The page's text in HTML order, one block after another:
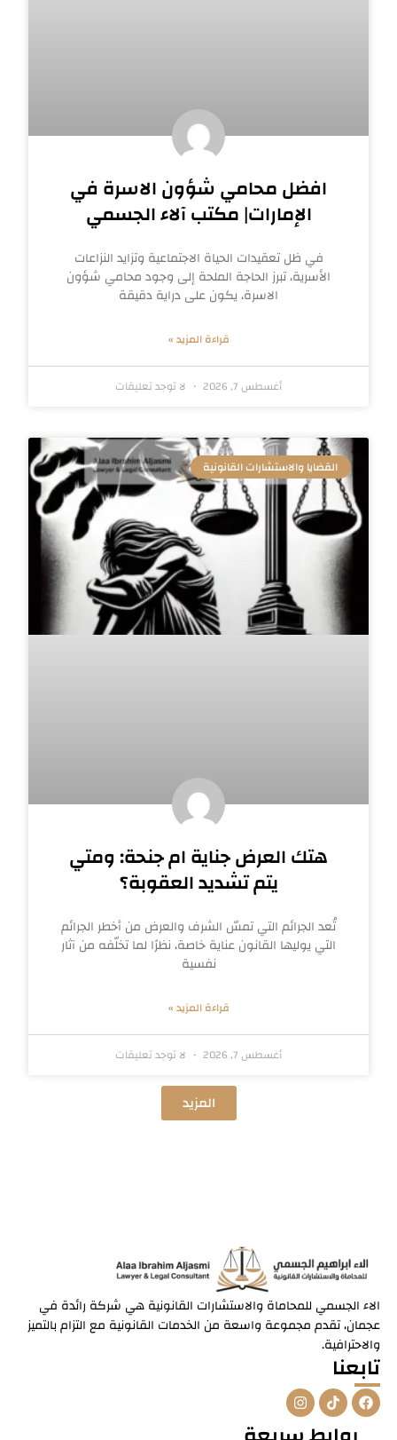
افضل محامي شؤون الاسرة في
الإمارات| مكتب آلاء الجسمي
في ظل تعقيدات الحياة الاجتماعية وتزايد النزاعات
الأسرية، تبرز الحاجة الملحة إلى وجود محامي شؤون
الاسرة، يكون على دراية دقيقة
قراءة المزيد »
أغسطس 7, 2026 لا توجد تعليقات
القضايا والاستشارات القانونية
هتك العرض جناية ام جنحة: ومتي
يتم تشديد العقوبة؟
تُعد الجرائم التي تمسّ الشرف والعرض من أخطر الجرائم
التي يوليها القانون عناية خاصة، نظرًا لما تخلّفه من آثار
نفسية
قراءة المزيد »
أغسطس 7, 2026 لا توجد تعليقات
المزيد
الاء الجسمي للمحاماة والاستشارات القانونية هي شركة رائدة في
عجمان، تقدم مجموعة واسعة من الخدمات القانونية مع التزام بالتميز
والاحترافية.
تابعنا
F
a
c
T
i
k
I
n
s